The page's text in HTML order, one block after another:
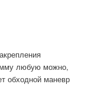
любую можно,
обходной маневр